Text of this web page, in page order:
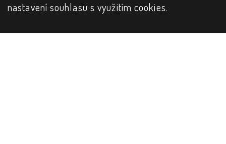
nastavení souhlasu s využitím cookies.